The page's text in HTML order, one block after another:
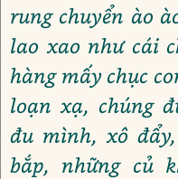
rung chuyển ào
lao xao như cái
hàng mấy chục
loạn xạ, chúng
đu mình, xô
bắp, những củ